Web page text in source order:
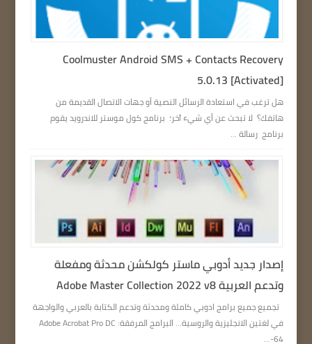
Coolmuster Android SMS + Contacts Recovery
5.0.13 [Activated]
هل ترغب في استعادة الرسائل النصية أو جهات الاتصال القديمة من
هاتفك؟ لا تبحث عن أي شيء آخر؛ برنامج كول موستر للاندرويد يقوم
برنامج رسالة ...
إصدار جديد أدوبي ماستر كولكشن محدثة ومفعلة
وتدعم العربية Adobe Master Collection 2022 v8
تجميع جميع برامج ادوبي كاملة ومحدثة وتدعم الكتابة بالعربي والواجهة
في لغتين الانجليزية والروسية… البرامج المرفقة: Adobe Acrobat Pro DC
64-...